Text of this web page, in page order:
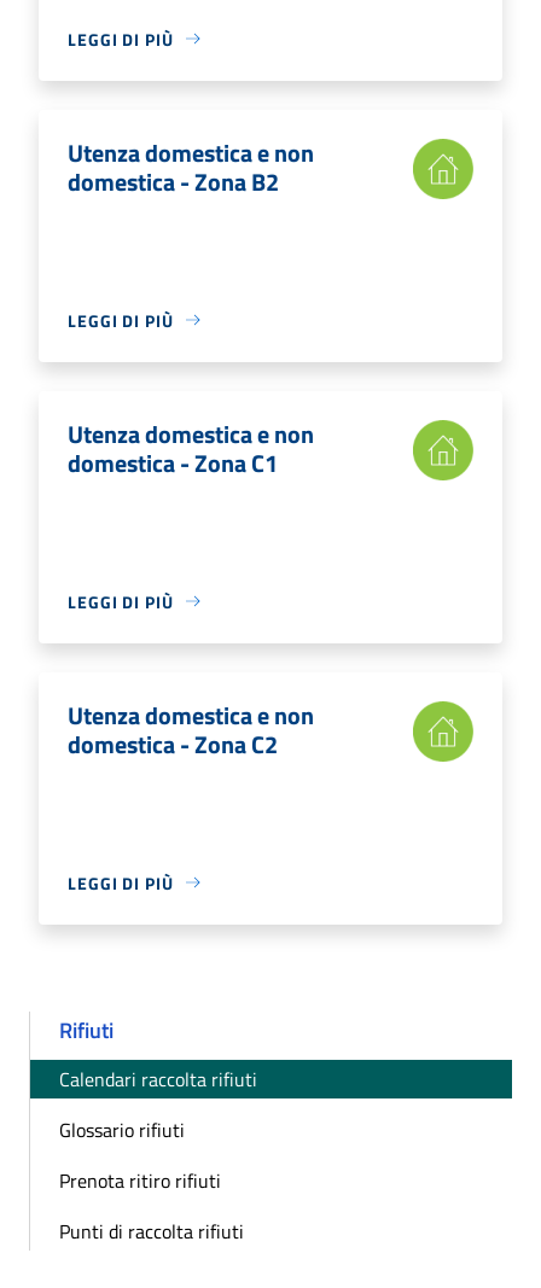
LEGGI DI PIÙ
Utenza domestica e non
domestica - Zona B2
LEGGI DI PIÙ
Utenza domestica e non
domestica - Zona C1
LEGGI DI PIÙ
Utenza domestica e non
domestica - Zona C2
LEGGI DI PIÙ
Rifiuti
Calendari raccolta rifiuti
Glossario rifiuti
Prenota ritiro rifiuti
Punti di raccolta rifiuti